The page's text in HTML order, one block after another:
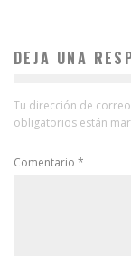
DEJA UNA
Tu dirección de
obligatorios están
Comentario *